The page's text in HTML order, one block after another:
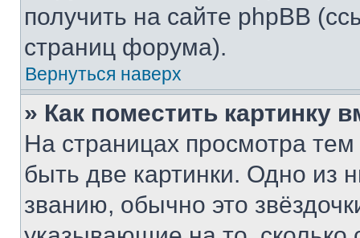
получить на сайте phpBB
страниц форума).
Вернуться наверх
» Как поместить картинку
На страницах просмотра
быть две картинки. Одно из
званию, обычно это